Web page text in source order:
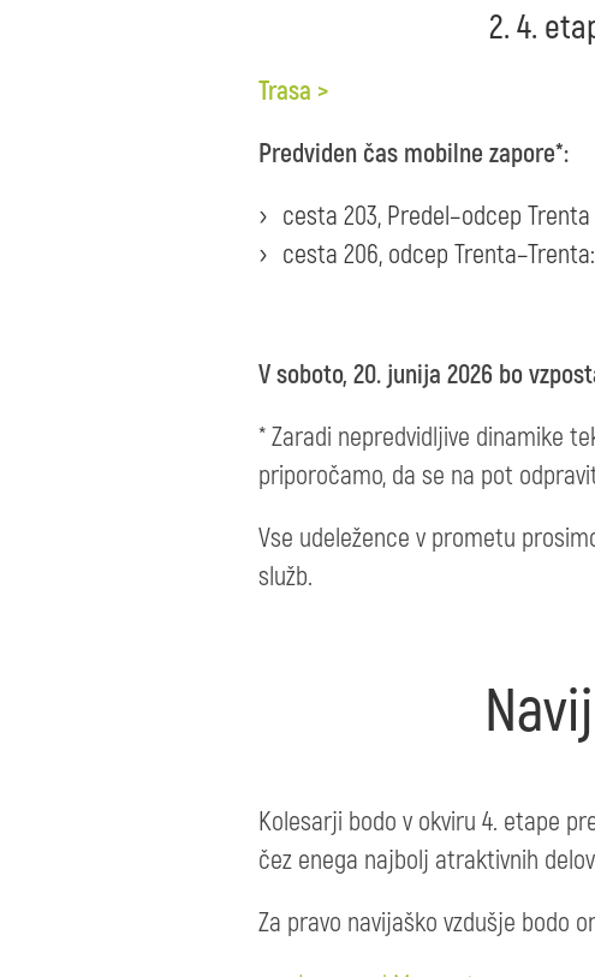
2. 4.
Trasa >
Predviden čas mobilne zapore*:
cesta 203, Predel–odcep
cesta 206, odcep Trenta–Trenta:
V soboto, 20. junija 2026 bo
* Zaradi nepredvidljive dinamike
priporočamo, da se na pot
Vse udeležence v prometu
služb.
Kolesarji bodo v okviru 4. etape
čez enega najbolj atraktivnih
Za pravo navijaško vzdušje bodo